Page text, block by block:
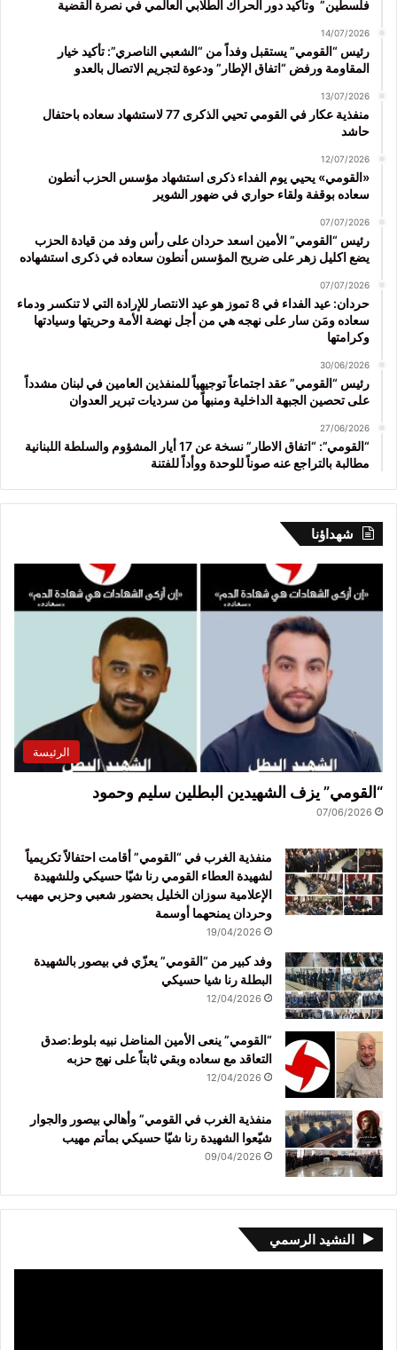
فلسطين” وتأكيد دور الحراك الطلابي العالمي في نصرة القضية
14/07/2026
رئيس “القومي” يستقبل وفداً من “الشعبي الناصري”: تأكيد خيار
المقاومة ورفض “اتفاق الإطار” ودعوة لتجريم الاتصال بالعدو
13/07/2026
منفذية عكار في القومي تحيي الذكرى 77 لاستشهاد سعاده باحتفال
حاشد
12/07/2026
«القومي» يحيي يوم الفداء ذكرى استشهاد مؤسس الحزب أنطون
سعاده بوقفة ولقاء حواري في ضهور الشوير
07/07/2026
رئيس “القومي” الأمين اسعد حردان على رأس وفد من قيادة الحزب
يضع اكليل زهر على ضريح المؤسس أنطون سعاده في ذكرى استشهاده
07/07/2026
حردان: عيد الفداء في 8 تموز هو عيد الانتصار للإرادة التي لا تنكسر ودماء
سعاده ومَن سار على نهجه هي من أجل نهضة الأمة وحريتها وسيادتها
وكرامتها
30/06/2026
رئيس “القومي” عقد اجتماعاً توجيهياً للمنفذين العامين في لبنان مشدداً
على تحصين الجبهة الداخلية ومنبهاً من سرديات تبرير العدوان
27/06/2026
“القومي”: “اتفاق الاطار” نسخة عن 17 أيار المشؤوم والسلطة اللبنانية
مطالبة بالتراجع عنه صوناً للوحدة ووأداً للفتنة
شهداؤنا
الرئيسة
“القومي” يزف الشهيدين البطلين سليم وحمود
07/06/2026
منفذية الغرب في “القومي” أقامت احتفالاً تكريمياً
لشهيدة العطاء القومي رنا شيّا حسيكي وللشهيدة
الإعلامية سوزان الخليل بحضور شعبي وحزبي مهيب
وحردان يمنحهما أوسمة
19/04/2026
وفد كبير من “القومي” يعزّي في بيصور بالشهيدة
البطلة رنا شيا حسيكي
12/04/2026
“القومي” ينعى الأمين المناضل نبيه بلوط:صدق
التعاقد مع سعاده وبقي ثابتاً على نهج حزبه
12/04/2026
منفذية الغرب في القومي” وأهالي بيصور والجوار
شيّعوا الشهيدة رنا شيّا حسيكي بمأتم مهيب
09/04/2026
النشيد الرسمي